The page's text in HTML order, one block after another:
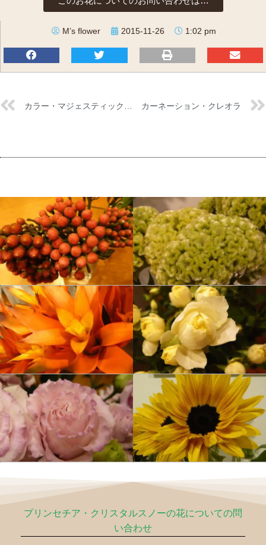
M’s flower 2015-11-26 1:02 pm
カラー・マジェスティックレッド カーネーション・クレオラ
プリンセチア・クリスタルスノーの花についての問
い合わせ